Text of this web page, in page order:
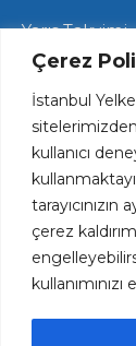
Çerez
İstanbul
kullanıcı
tarayıcınızın
çerez
Yarış Takvimi
Hareketli
Yat Yarışları
Radyo Yelken
Lisans ve
Tekne Park
Hızlı Erişim
Haftalık
Plaj ve
Kulüp